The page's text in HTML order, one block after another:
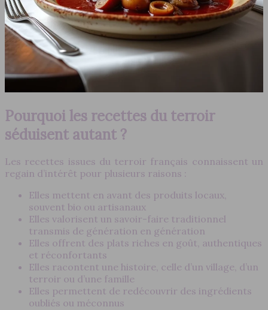
Pourquoi les recettes du terroir
séduisent autant ?
Les recettes issues du terroir français connaissent un
regain d’intérêt pour plusieurs raisons :
Elles mettent en avant des produits locaux,
souvent bio ou artisanaux
Elles valorisent un savoir-faire traditionnel
transmis de génération en génération
Elles offrent des plats riches en goût, authentiques
et réconfortants
Elles racontent une histoire, celle d’un village, d’un
terroir ou d’une famille
Elles permettent de redécouvrir des ingrédients
oubliés ou méconnus